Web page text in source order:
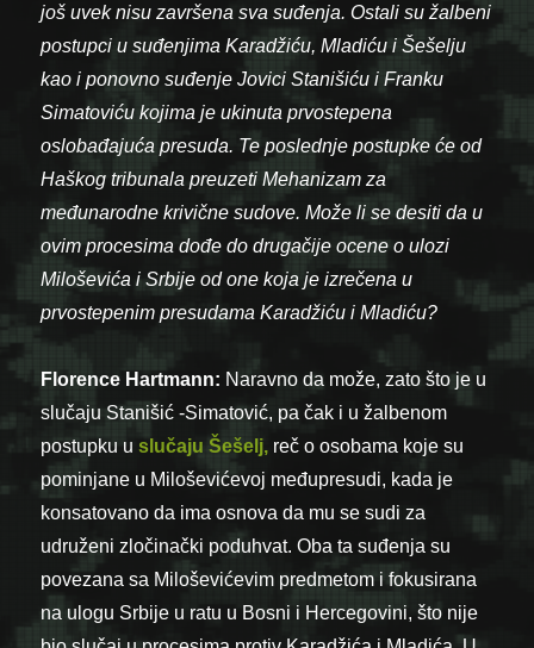
još uvek nisu završena sva suđenja. Ostali su žalbeni
postupci u suđenjima Karadžiću, Mladiću i Šešelju
kao i ponovno suđenje Jovici Stanišiću i Franku
Simatoviću kojima je ukinuta prvostepena
oslobađajuća presuda. Te poslednje postupke će od
Haškog tribunala preuzeti Mehanizam za
međunarodne krivične sudove. Može li se desiti da u
ovim procesima dođe do drugačije ocene o ulozi
Miloševića i Srbije od one koja je izrečena u
prvostepenim presudama Karadžiću i Mladiću?
Florence Hartmann: Naravno da može, zato što je u
slučaju Stanišić -Simatović, pa čak i u žalbenom
postupku u slučaju Šešelj, reč o osobama koje su
pominjane u Miloševićevoj međupresudi, kada je
konsatovano da ima osnova da mu se sudi za
udruženi zločinački poduhvat. Oba ta suđenja su
povezana sa Miloševićevim predmetom i fokusirana
na ulogu Srbije u ratu u Bosni i Hercegovini, što nije